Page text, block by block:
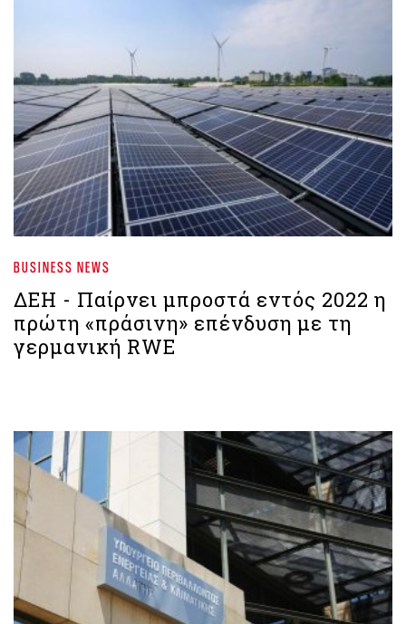
BUSINESS NEWS
ΔΕΗ - Παίρνει μπροστά εντός 2022 η
πρώτη «πράσινη» επένδυση με τη
γερμανική RWE